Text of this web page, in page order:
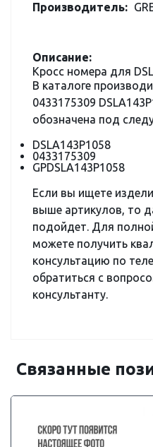
Производитель:
Описание:
Кросс номера для
В каталоге
0433175309
обозначена под
DSLA143P1058
0433175309
GPDSLA143P1058
Если вы ищете
выше артикулов, то
подойдет. Для
можете получить
консультацию по
обратиться с
консультанту.
Связанные